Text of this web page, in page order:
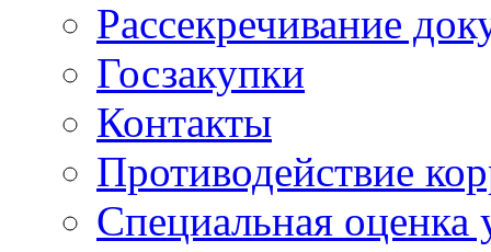
Рассекречивание
Госзакупки
Контакты
Противодействие
Специальная оценка